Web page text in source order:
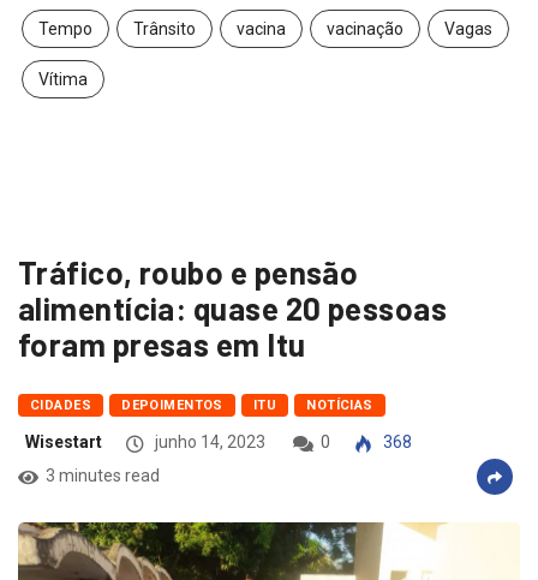
Tempo Trânsito vacina vacinação Vagas
Vítima
Tráfico, roubo e pensão
alimentícia: quase 20 pessoas
foram presas em Itu
CIDADES DEPOIMENTOS ITU NOTÍCIAS
Wisestart junho 14, 2023 0
368
3 minutes read